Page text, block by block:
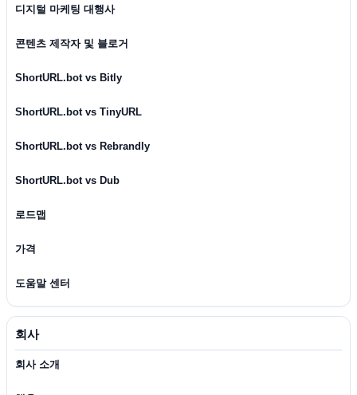
디지털 마케팅 대행사
콘텐츠 제작자 및 블로거
ShortURL.bot vs Bitly
ShortURL.bot vs TinyURL
ShortURL.bot vs Rebrandly
ShortURL.bot vs Dub
로드맵
가격
도움말 센터
회사
회사 소개